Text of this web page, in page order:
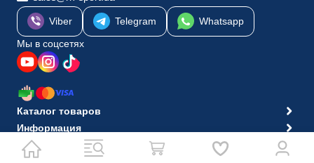
задоволений. але моя
оцінка 4. просто через
Viber Telegram
Whatsapp
Мы в соцсетях
Каталог товаров
Информация
© 2010-2026 Интернет-магазин RN-Sport